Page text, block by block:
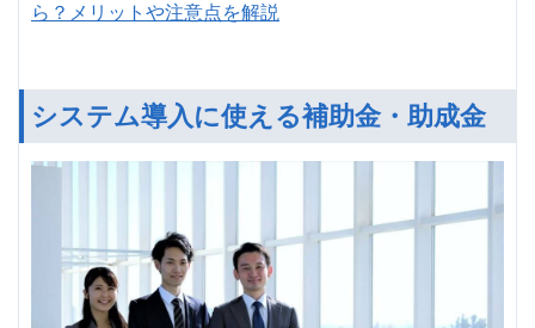
ら？メリットや注意点を解説
システム導入に使える補助金・助成金